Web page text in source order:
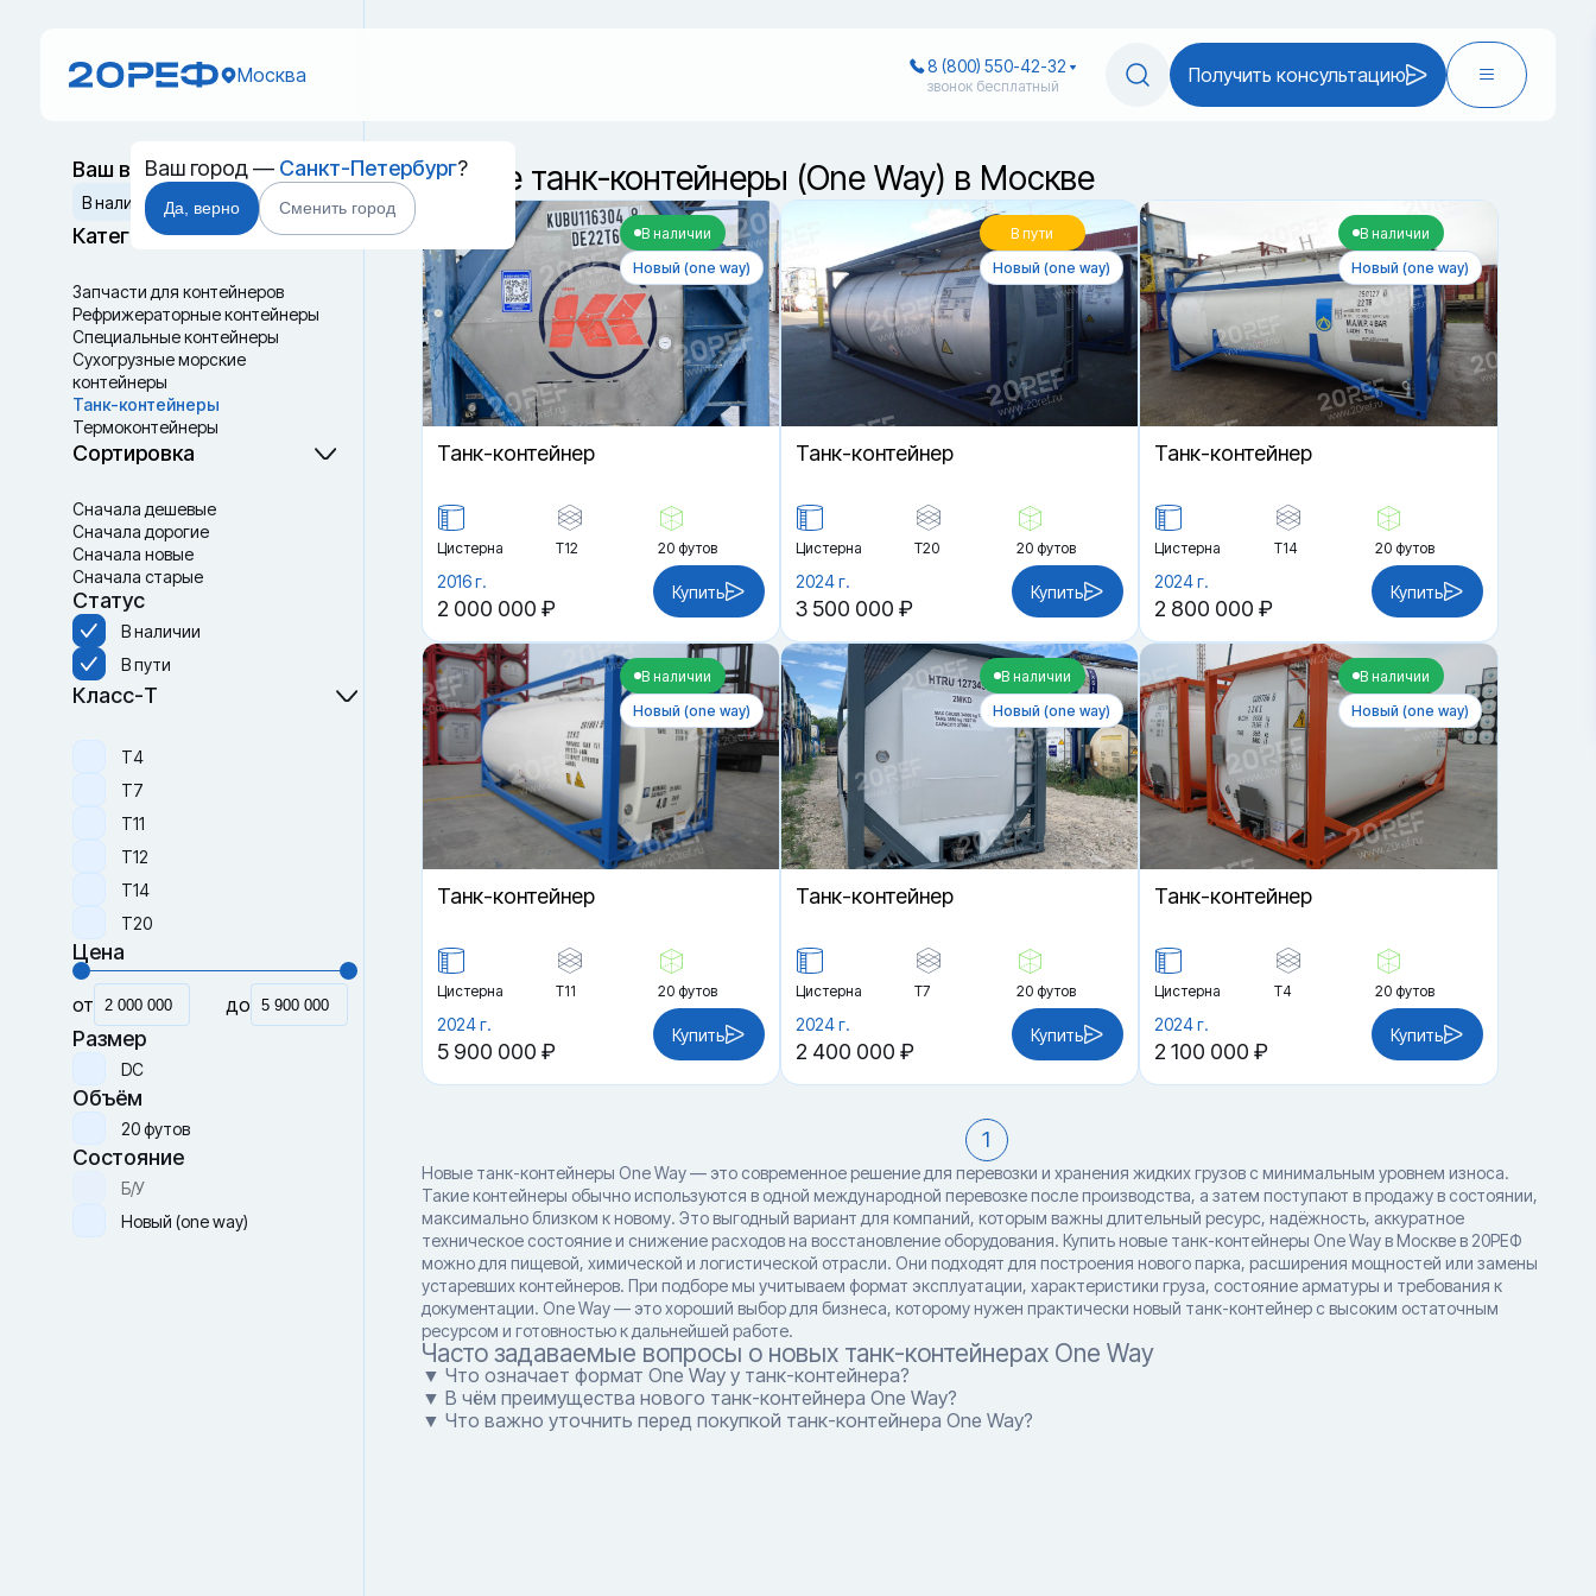
Москва
Ваш город — Санкт-Петербург?
Да, верно Сменить город
8 (800) 550-42-32
звонок бесплатный Получить консультацию
Ваш выбор
Сбросить
В наличии
В пути
Категории
Запчасти для контейнеров
Рефрижераторные контейнеры
Специальные контейнеры
Cухогрузные морские
контейнеры
Танк-контейнеры
Термоконтейнеры
Сортировка
Сначала дешевые
Сначала дорогие
Сначала новые
Сначала старые
Статус
В наличии
В пути
Класс-Т
Т4
Т7
Т11
Т12
Т14
Т20
Цена
от до
Размер
DC
Объём
20 футов
Состояние
Б/У
Новый (one way)
Новые танк-контейнеры (One Way) в Москве
В наличии
Новый (one way)
Танк-контейнер
Цистерна Т12 20 футов
2016 г.
2 000 000 ₽
Купить
В пути
Новый (one way)
Танк-контейнер
Цистерна Т20 20 футов
2024 г.
3 500 000 ₽
Купить
В наличии
Новый (one way)
Танк-контейнер
Цистерна Т14 20 футов
2024 г.
2 800 000 ₽
Купить
В наличии
Новый (one way)
Танк-контейнер
Цистерна Т11 20 футов
2024 г.
5 900 000 ₽
Купить
В наличии
Новый (one way)
Танк-контейнер
Цистерна Т7 20 футов
2024 г.
2 400 000 ₽
Купить
В наличии
Новый (one way)
Танк-контейнер
Цистерна Т4 20 футов
2024 г.
2 100 000 ₽
Купить
1
Новые танк-контейнеры One Way — это современное решение для перевозки и хранения жидких грузов с минимальным уровнем износа.
Такие контейнеры обычно используются в одной международной перевозке после производства, а затем поступают в продажу в состоянии,
максимально близком к новому. Это выгодный вариант для компаний, которым важны длительный ресурс, надёжность, аккуратное
техническое состояние и снижение расходов на восстановление оборудования. Купить новые танк-контейнеры One Way в Москве в 20РЕФ
можно для пищевой, химической и логистической отрасли. Они подходят для построения нового парка, расширения мощностей или замены
устаревших контейнеров. При подборе мы учитываем формат эксплуатации, характеристики груза, состояние арматуры и требования к
документации. One Way — это хороший выбор для бизнеса, которому нужен практически новый танк-контейнер с высоким остаточным
ресурсом и готовностью к дальнейшей работе.
Часто задаваемые вопросы о новых танк-контейнерах One Way
▼ Что означает формат One Way у танк-контейнера?
▼ В чём преимущества нового танк-контейнера One Way?
▼ Что важно уточнить перед покупкой танк-контейнера One Way?